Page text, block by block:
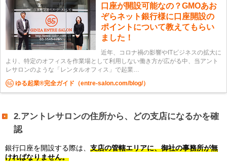
口座が開設可能なの？GMOあお
ぞらネット銀行様に口座開設の
ポイントについて教えてもらい
ました！
近年、コロナ禍の影響やITビジネスの拡大に
より、特定のオフィスを作業場として利用しない働き方が広がる中、当アント
レサロンのような「レンタルオフィス」で起業…
ゆる起業®完全ガイド（entre-salon.com/blog/）
2.アントレサロンの住所から、どの支店になるかを確
認
銀行口座を開設する際は、 支店の管轄エリアに、御社の事務所が無
ければなりません。